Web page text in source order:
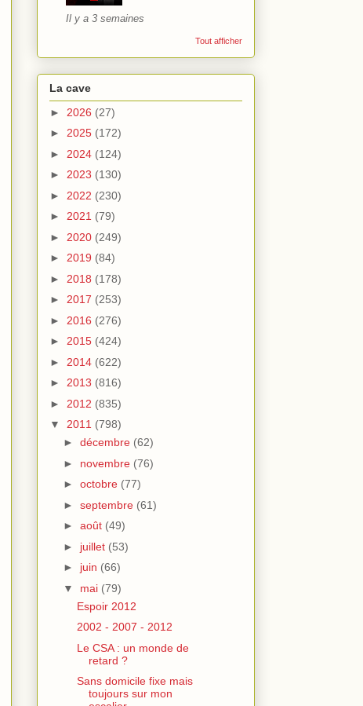
Il y a 3 semaines
Tout afficher
La cave
► 2026 (27)
► 2025 (172)
► 2024 (124)
► 2023 (130)
► 2022 (230)
► 2021 (79)
► 2020 (249)
► 2019 (84)
► 2018 (178)
► 2017 (253)
► 2016 (276)
► 2015 (424)
► 2014 (622)
► 2013 (816)
► 2012 (835)
▼ 2011 (798)
► décembre (62)
► novembre (76)
► octobre (77)
► septembre (61)
► août (49)
► juillet (53)
► juin (66)
▼ mai (79)
Espoir 2012
2002 - 2007 - 2012
Le CSA : un monde de
retard ?
Sans domicile fixe mais
toujours sur mon